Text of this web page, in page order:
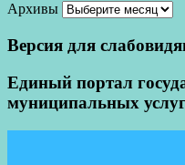
Архивы
Версия для
Единый портал
муниципальных